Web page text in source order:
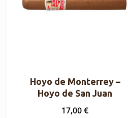
Hoyo de Monterrey –
Hoyo de San Juan
17,00€